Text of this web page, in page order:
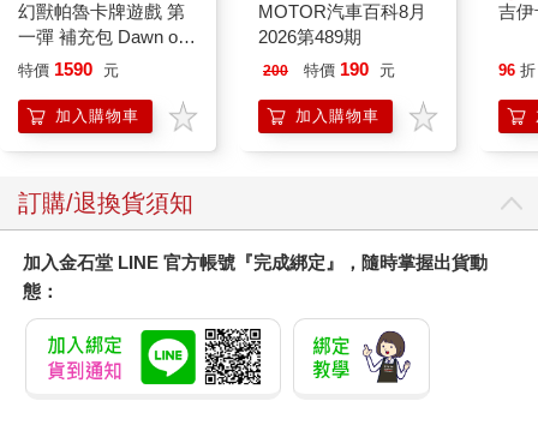
幻獸帕魯卡牌遊戲 第
一彈 補充包 Dawn of
Palpagos（日文版一
特價 1590 元
加入購物車
MOTOR汽車百科8月
2026第489期
200 特價 190 元
加入購物車
吉
96 折
訂購/退換貨須知
加入金石堂 LINE 官方帳號『完成綁定』，隨時掌握出貨動
態：